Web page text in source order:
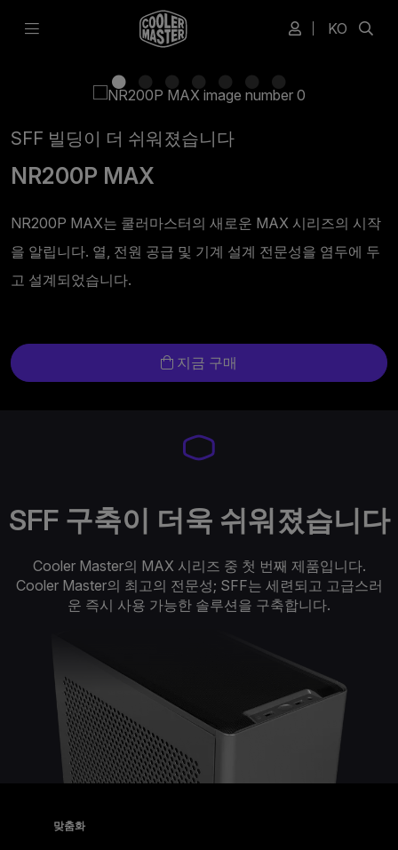
KO
SFF 빌딩이 더 쉬워졌습니다
NR200P MAX
NR200P MAX는 쿨러마스터의 새로운 MAX 시리즈의 시작
을 알립니다. 열, 전원 공급 및 기계 설계 전문성을 염두에 두
고 설계되었습니다.
지금 구매
SFF 구축이 더욱 쉬워졌습니다
Cooler Master의 MAX 시리즈 중 첫 번째 제품입니다.
Cooler Master의 최고의 전문성; SFF는 세련되고 고급스러
운 즉시 사용 가능한 솔루션을 구축합니다.
맞춤화